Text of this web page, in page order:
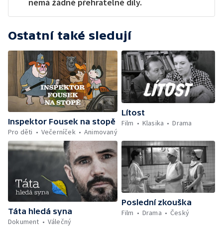
Ostatní také sledují
Inspektor Fousek na stopě
Pro děti
Večerníček Animovaný
Lítost
Film
Klasika Drama
Táta hledá syna
Dokument
Válečný
Poslední zkouška
Film
Drama Český